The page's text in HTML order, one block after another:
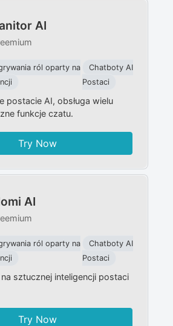
AI
ról oparty na
Chatboty AI
Postaci
postacie AI, obsługa wielu
funkcje czatu.
Try Now
AI
ról oparty na
Chatboty AI
Postaci
sztucznej inteligencji postaci
Try Now